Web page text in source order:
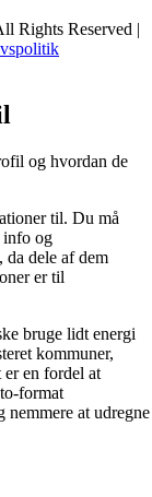
Rights Reserved |
og hvordan de
til. Du må
info og
dele af dem
er til
bruge lidt energi
kommuner,
en fordel at
format
at udregne